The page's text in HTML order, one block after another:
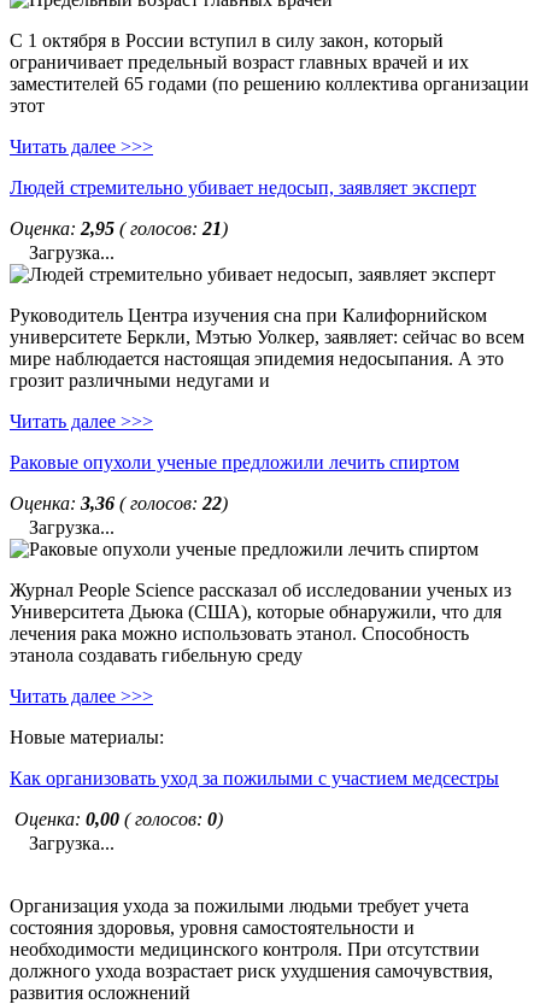
С 1 октября в России вступил в силу закон, который
ограничивает предельный возраст главных врачей и их
заместителей 65 годами (по решению коллектива организации
этот
Читать далее >>>
Людей стремительно убивает недосып, заявляет эксперт
Оценка: 2,95 ( голосов: 21)
Загрузка...
Руководитель Центра изучения сна при Калифорнийском
университете Беркли, Мэтью Уолкер, заявляет: сейчас во всем
мире наблюдается настоящая эпидемия недосыпания. А это
грозит различными недугами и
Читать далее >>>
Раковые опухоли ученые предложили лечить спиртом
Оценка: 3,36 ( голосов: 22)
Загрузка...
Журнал People Science рассказал об исследовании ученых из
Университета Дьюка (США), которые обнаружили, что для
лечения рака можно использовать этанол. Способность
этанола создавать гибельную среду
Читать далее >>>
Новые материалы:
Как организовать уход за пожилыми с участием медсестры
Оценка: 0,00 ( голосов: 0)
Загрузка...
Организация ухода за пожилыми людьми требует учета
состояния здоровья, уровня самостоятельности и
необходимости медицинского контроля. При отсутствии
должного ухода возрастает риск ухудшения самочувствия,
развития осложнений